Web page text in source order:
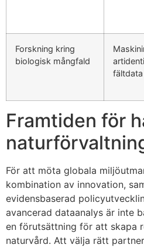
Forskning kring
biologisk mångfald
fältdata
Framtiden för
För att möta globala
kombination av innovation,
evidensbaserad
avancerad dataanalys är inte
en förutsättning för att skapa
naturvård. Att välja rätt